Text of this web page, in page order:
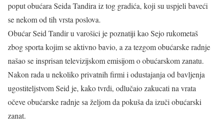
poput obućara Seida Tandira iz tog gradića, koji su uspjeli baveći
se nekom od tih vrsta poslova.
Obućar Seid Tandir u varošici je poznatiji kao Sejo rukometaš
zbog sporta kojim se aktivno bavio, a za tezgom obućarske radnje
našao se insprisan televizijskom emisijom o obućarskom zanatu.
Nakon rada u nekoliko privatnih firmi i odustajanja od bavljenja
ugostiteljstvom Seid je, kako tvrdi, odlučaio zakucati na vrata
očeve obućarske radnje sa željom da pokuša da izuči obućarski
zanat.